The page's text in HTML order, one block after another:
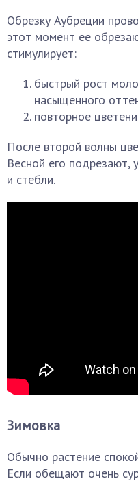
Обрезку Аубреции
этот момент ее
стимулирует:
быстрый рост
насыщенного
повторное
После второй волны
Весной его подрезают,
и стебли.
Зимовка
Обычно растение
Если обещают очень